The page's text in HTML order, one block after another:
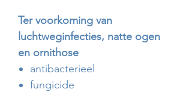
Ter voorkoming van
luchtweginfecties, natte ogen
en ornithose
antibacterieel
fungicide